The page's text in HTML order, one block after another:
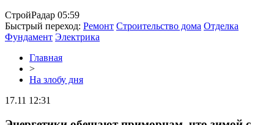
СтройРадар 05:59
Быстрый переход: Ремонт Строительство дома Отделка
Фундамент Электрика
Главная
>
На злобу дня
17.11 12:31